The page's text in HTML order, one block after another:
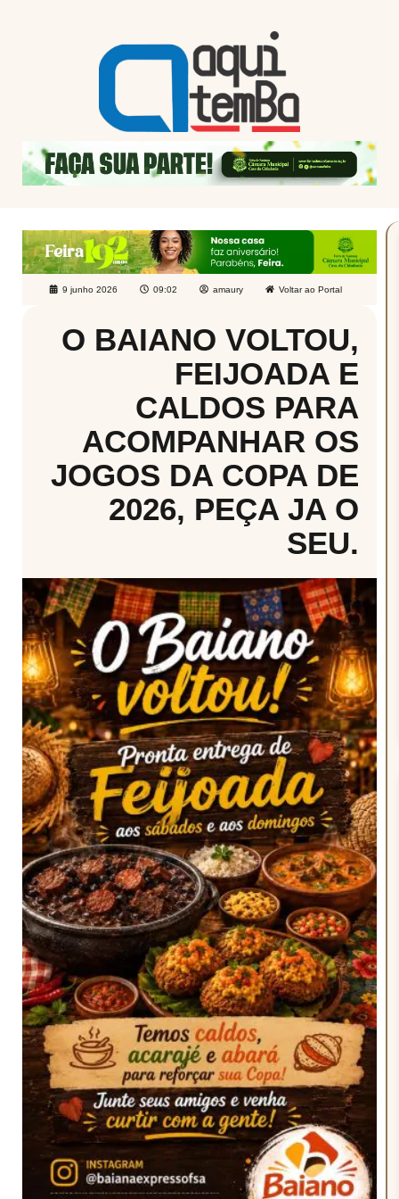
9 junho 2026 09:02 amaury Voltar ao Portal
O BAIANO VOLTOU,
FEIJOADA E
CALDOS PARA
ACOMPANHAR OS
JOGOS DA COPA DE
2026, PEÇA JA O
SEU.